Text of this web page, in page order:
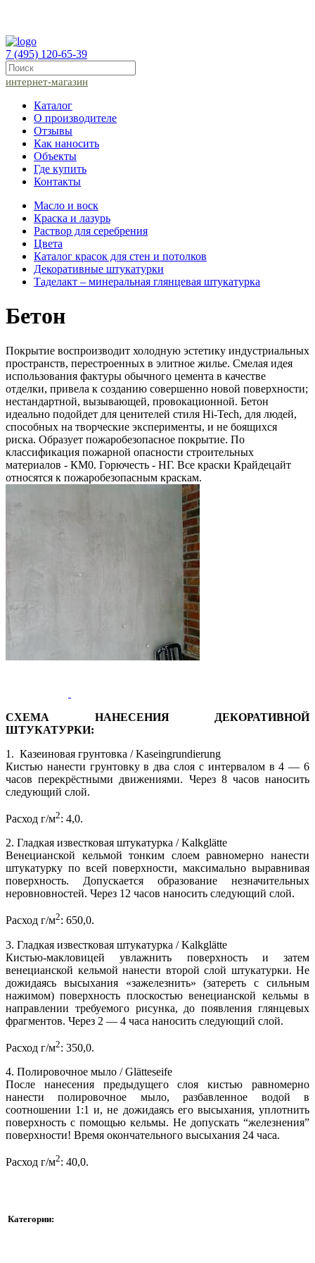
7 (495) 120-65-39
интернет-магазин
Каталог
О производителе
Отзывы
Как наносить
Объекты
Где купить
Контакты
Масло и воск
Краска и лазурь
Раствор для серебрения
Цвета
Каталог красок для стен и потолков
Декоративные штукатурки
Таделакт – минеральная глянцевая штукатурка
Бетон
Покрытие воспроизводит холодную эстетику индустриальных
пространств, перестроенных в элитное жилье. Смелая идея
использования фактуры обычного цемента в качестве
отделки, привела к созданию совершенно новой поверхности;
нестандартной, вызывающей, провокационной. Бетон
идеально подойдет для ценителей стиля Hi-Tech, для людей,
способных на творческие эксперименты, и не боящихся
риска. Образует пожаробезопасное покрытие. По
классификация пожарной опасности строительных
материалов - КМ0. Горючесть - НГ. Все краски Крайдецайт
относятся к пожаробезопасным краскам.
СХЕМА НАНЕСЕНИЯ ДЕКОРАТИВНОЙ
ШТУКАТУРКИ:
1. Казеиновая грунтовка / Kaseingrundierung
Кистью нанести грунтовку в два слоя с интервалом в 4 — 6
часов перекрёстными движениями. Через 8 часов наносить
следующий слой.
Расход г/м2: 4,0.
2. Гладкая известковая штукатурка / Kalkglätte
Венецианской кельмой тонким слоем равномерно нанести
штукатурку по всей поверхности, максимально выравнивая
поверхность. Допускается образование незначительных
неровновностей. Через 12 часов наносить следующий слой.
Расход г/м2: 650,0.
3. Гладкая известковая штукатурка / Kalkglätte
Кистью-макловицей увлажнить поверхность и затем
венецианской кельмой нанести второй слой штукатурки. Не
дожидаясь высыхания «зажелезнить» (затереть с сильным
нажимом) поверхность плоскостью венецианской кельмы в
направлении требуемого рисунка, до появления глянцевых
фрагментов. Через 2 — 4 часа наносить следующий слой.
Расход г/м2: 350,0.
4. Полировочное мыло / Glätteseife
После нанесения предыдущего слоя кистью равномерно
нанести полировочное мыло, разбавленное водой в
соотношении 1:1 и, не дожидаясь его высыхания, уплотнить
поверхность с помощью кельмы. Не допускать “железнения”
поверхности! Время окончательного высыхания 24 часа.
Расход г/м2: 40,0.
Категории: